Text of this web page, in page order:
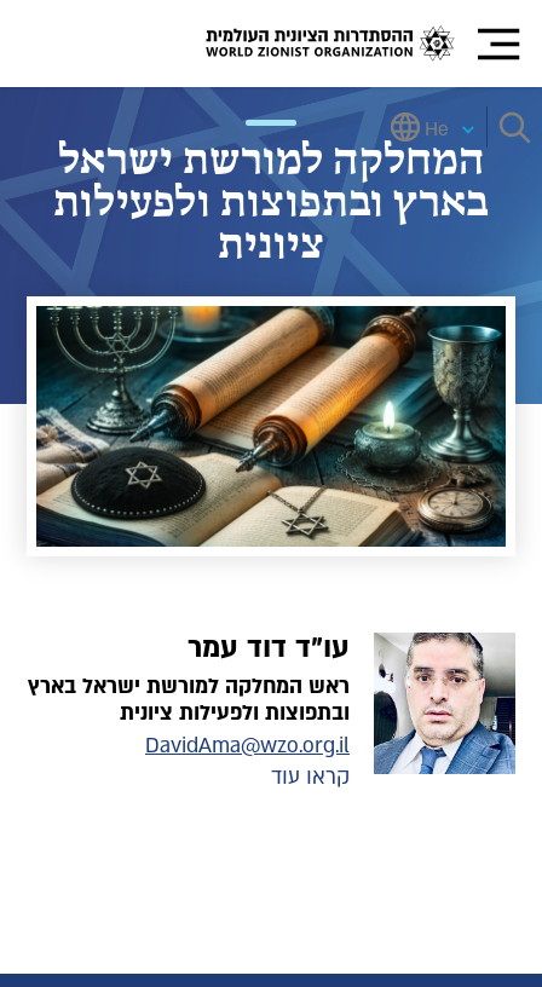
He
המחלקה למורשת ישראל
בארץ ובתפוצות ולפעילות
ציונית
עו"ד דוד עמר
ראש המחלקה למורשת ישראל בארץ
ובתפוצות ולפעילות ציונית
DavidAma@wzo.org.il
קראו עוד